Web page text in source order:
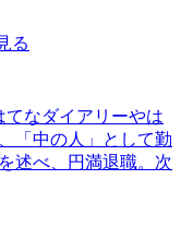
る
てなダイアリーやは
「中の人」として勤
述べ、円満退職。次